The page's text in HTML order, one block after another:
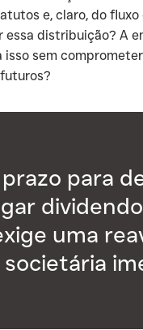
e, claro, do fluxo
essa distribuição? A
isso sem
prazo para
uma
societária